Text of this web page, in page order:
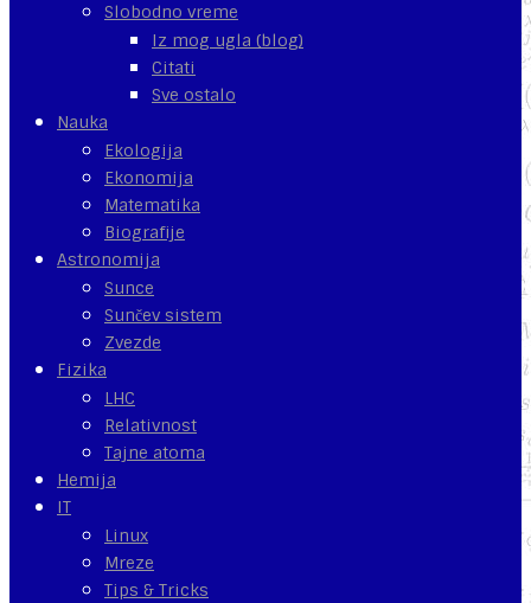
Slobodno vreme
Iz mog ugla (blog)
Citati
Sve ostalo
Nauka
Ekologija
Ekonomija
Matematika
Biografije
Astronomija
Sunce
Sunčev sistem
Zvezde
Fizika
LHC
Relativnost
Tajne atoma
Hemija
IT
Linux
Mreze
Tips & Tricks